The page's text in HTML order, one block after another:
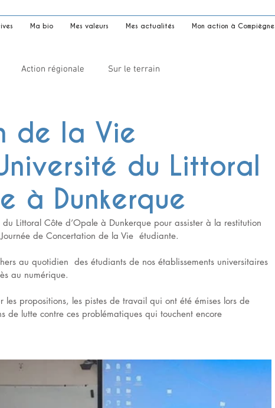
Ma bio Mes valeurs Mes actualités Mon action à Compiègne
Action régionale Sur le terrain
de la Vie
du Littoral
à Dunkerque
Littoral Côte d’Opale à Dunkerque pour assister à la restitution
de Concertation de la Vie  étudiante.
au quotidien  des étudiants de nos établissements universitaires
au numérique.
les propositions, les pistes de travail qui ont été émises lors de
de lutte contre ces problématiques qui touchent encore